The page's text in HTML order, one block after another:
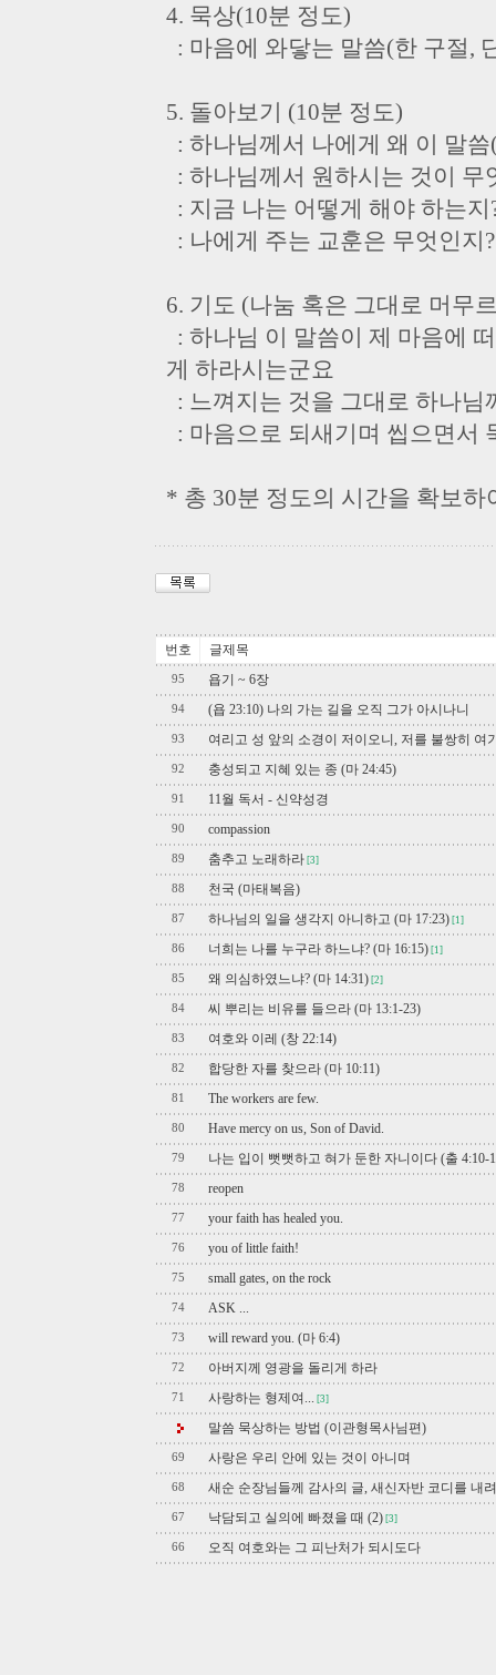
4. 묵상(10분 정도)
: 마음에 와닿는 말씀(한 구절,
5. 돌아보기 (10분 정도)
: 하나님께서 나에게 왜 이 말
: 하나님께서 원하시는 것이 무
: 지금 나는 어떻게 해야 하는지
: 나에게 주는 교훈은 무엇인지?
6. 기도 (나눔 혹은 그대로 머무
: 하나님 이 말씀이 제 마음에
게 하라시는군요
: 느껴지는 것을 그대로 하나님
: 마음으로 되새기며 씹으면서
* 총 30분 정도의 시간을 확보하
번호 글제목
95 욥기 ~ 6장
94 (욥 23:10) 나의 가는 길을 오직 그가 아시나니
93 여리고 성 앞의 소경이 저이오니, 저를 불쌍히 여
92 충성되고 지혜 있는 종 (마 24:45)
91 11월 독서 - 신약성경
90 compassion
89 춤추고 노래하라 [3]
88 천국 (마태복음)
87 하나님의 일을 생각지 아니하고 (마 17:23) [1]
86 너희는 나를 누구라 하느냐? (마 16:15) [1]
85 왜 의심하였느냐? (마 14:31) [2]
84 씨 뿌리는 비유를 들으라 (마 13:1-23)
83 여호와 이레 (창 22:14)
82 합당한 자를 찾으라 (마 10:11)
81 The workers are few.
80 Have mercy on us, Son of David.
79 나는 입이 뻣뻣하고 혀가 둔한 자니이다 (출 4:10-
78 reopen
77 your faith has healed you.
76 you of little faith!
75 small gates, on the rock
74 ASK ...
73 will reward you. (마 6:4)
72 아버지께 영광을 돌리게 하라
71 사랑하는 형제여... [3]
말씀 묵상하는 방법 (이관형목사님편)
69 사랑은 우리 안에 있는 것이 아니며
68 새순 순장님들께 감사의 글, 새신자반 코디를 내
67 낙담되고 실의에 빠졌을 때 (2) [3]
66 오직 여호와는 그 피난처가 되시도다